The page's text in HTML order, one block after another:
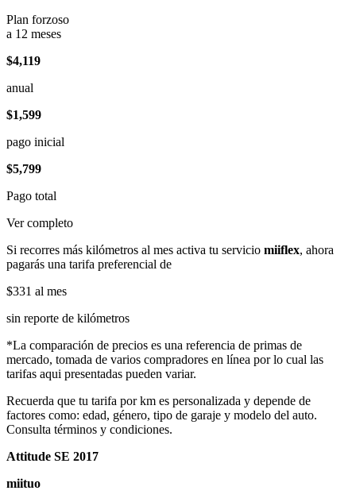
Plan forzoso
a 12 meses
$4,119
anual
$1,599
pago inicial
$5,799
Pago total
Ver completo
Si recorres más kilómetros al mes activa tu servicio miiflex, ahora
pagarás una tarifa preferencial de
$331 al mes
sin reporte de kilómetros
*La comparación de precios es una referencia de primas de
mercado, tomada de varios compradores en línea por lo cual las
tarifas aqui presentadas pueden variar.
Recuerda que tu tarifa por km es personalizada y depende de
factores como: edad, género, tipo de garaje y modelo del auto.
Consulta términos y condiciones.
Attitude SE 2017
miituo